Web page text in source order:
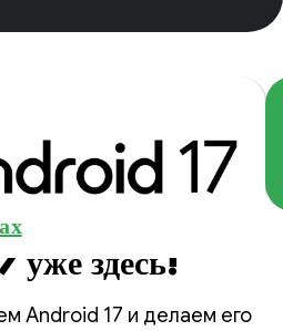
здесь!
Android 17 и делаем его